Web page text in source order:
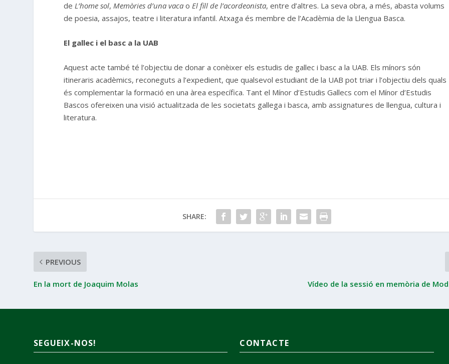
deL’home sol,Memòries d’una vaca oEl fill de l’acordeonista, entre d’altres. La seva obra, a més, abasta volums
de poesia, assajos, teatre i literatura infantil. Atxaga és membre de l’Acadèmia de la Llengua Basca.
El gallec i el basc a la UAB
Aquest acte també té l’objectiu de donar a conèixer els estudis de gallec i basc a la UAB. Els mínors són
itineraris acadèmics, reconeguts a l’expedient, que qualsevol estudiant de la UAB pot triar i l’objectiu dels quals
és complementar la formació en una àrea específica. Tant el Mínor d’Estudis Gallecs com el Mínor d’Estudis
Bascos ofereixen una visió actualitzada de les societats gallega i basca, amb assignatures de llengua, cultura i
literatura.
SHARE:
PREVIOUS
En la mort de Joaquim Molas Vídeo de la sessió en memòria de
SEGUEIX-NOS! CONTACTE